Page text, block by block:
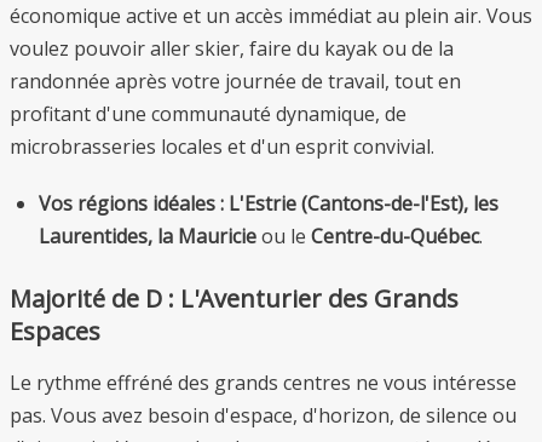
économique active et un accès immédiat au plein air. Vous
voulez pouvoir aller skier, faire du kayak ou de la
randonnée après votre journée de travail, tout en
profitant d'une communauté dynamique, de
microbrasseries locales et d'un esprit convivial.
Vos régions idéales : L'Estrie (Cantons-de-l'Est), les
Laurentides, la Mauricieou le Centre-du-Québec.
Majorité de D : L'Aventurier des Grands
Espaces
Le rythme effréné des grands centres ne vous intéresse
pas. Vous avez besoin d'espace, d'horizon, de silence ou